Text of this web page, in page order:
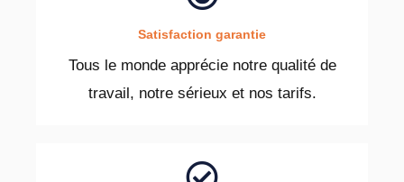
Satisfaction garantie
Tous le monde apprécie notre qualité de
travail, notre sérieux et nos tarifs.